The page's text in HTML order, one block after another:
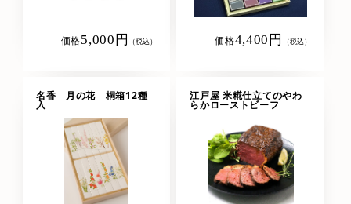
価格5,000円 （税込） 価格4,400円 （税込）
名香 月の花 桐箱12種
入
江戸屋 米糀仕立てのやわ
らかローストビーフ